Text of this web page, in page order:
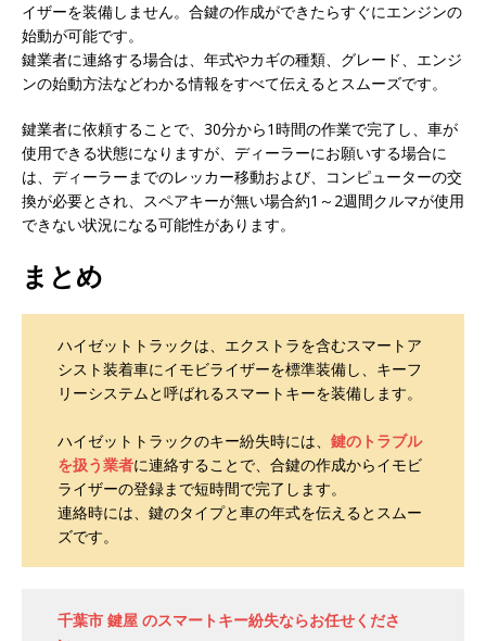
イザーを装備しません。合鍵の作成ができたらすぐにエンジンの
始動が可能です。
鍵業者に連絡する場合は、年式やカギの種類、グレード、エンジ
ンの始動方法などわかる情報をすべて伝えるとスムーズです。
鍵業者に依頼することで、30分から1時間の作業で完了し、車が
使用できる状態になりますが、ディーラーにお願いする場合に
は、ディーラーまでのレッカー移動および、コンピューターの交
換が必要とされ、スペアキーが無い場合約1～2週間クルマが使用
できない状況になる可能性があります。
まとめ
ハイゼットトラックは、エクストラを含むスマートア
シスト装着車にイモビライザーを標準装備し、キーフ
リーシステムと呼ばれるスマートキーを装備します。
ハイゼットトラックのキー紛失時には、鍵のトラブル
を扱う業者に連絡することで、合鍵の作成からイモビ
ライザーの登録まで短時間で完了します。
連絡時には、鍵のタイプと車の年式を伝えるとスムー
ズです。
千葉市 鍵屋 のスマートキー紛失ならお任せくださ